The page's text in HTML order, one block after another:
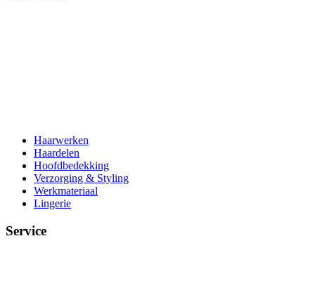
Haarwerken
Haardelen
Hoofdbedekking
Verzorging & Styling
Werkmateriaal
Lingerie
Service